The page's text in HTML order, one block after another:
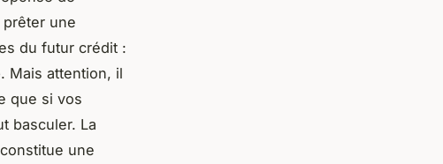
une
du futur crédit :
. Mais attention, il
que si vos
basculer. La
une